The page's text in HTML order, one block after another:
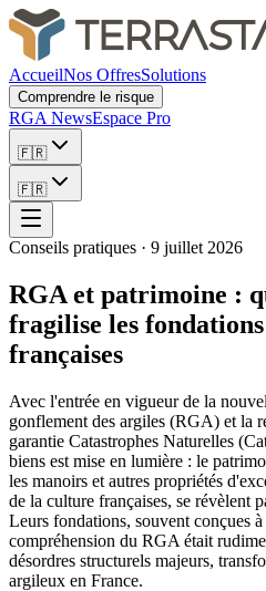
AccueilNos OffresSolutions
Comprendre le risque
RGA NewsEspace Pro
🇫🇷
🇫🇷
Conseils pratiques · 9 juillet 2026
RGA et patrimoine :
fragilise les
françaises
Avec l'entrée en vigueur de la
gonflement des argiles (RGA) et la
garantie Catastrophes Naturelles
biens est mise en lumière : le
les manoirs et autres propriétés
de la culture françaises, se révèlent
Leurs fondations, souvent conçues
compréhension du RGA était
désordres structurels majeurs,
argileux en France.